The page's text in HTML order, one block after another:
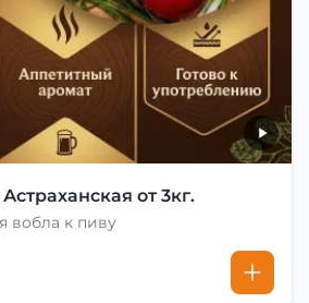
от 3кг.
вобла к пиву